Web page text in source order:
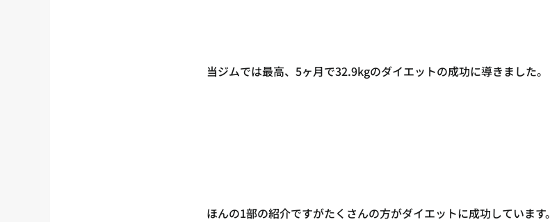
当ジムでは最高、5ヶ月で32.9kgのダイエットの成功に導きました。
ほんの1部の紹介ですがたくさんの方がダイエットに成功しています。